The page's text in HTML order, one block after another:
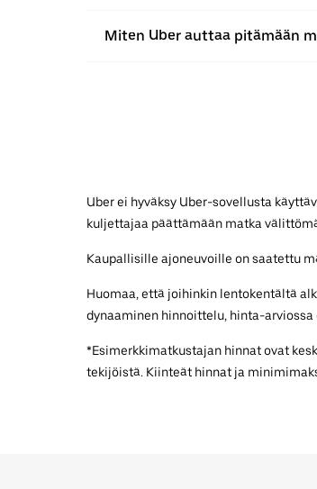
Miten Uber auttaa pitämään
Uber ei hyväksy Uber-sovellusta
kuljettajaa päättämään matka
Kaupallisille ajoneuvoille on saatettu
Huomaa, että joihinkin lentokentältä
dynaaminen hinnoittelu, hinta-
*Esimerkkimatkustajan hinnat ovat
tekijöistä. Kiinteät hinnat ja